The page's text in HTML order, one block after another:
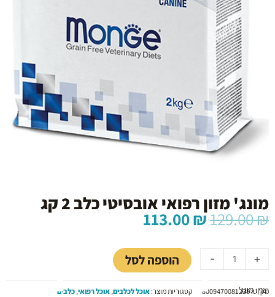
מונג' מזון רפואי אובסיטי כלב 2 קג
129.00₪ המחיר
המקורי
היה:
129.00 ₪.
113.00₪
הוא:
113.00 ₪. -
של
מונג'
רפואי
+ הוספה לסל
יצרן: מונג'
מק"ט:8009470081238 קטגוריות מוצר:אוכל לכלבים,אוכל רפואי,כלבים